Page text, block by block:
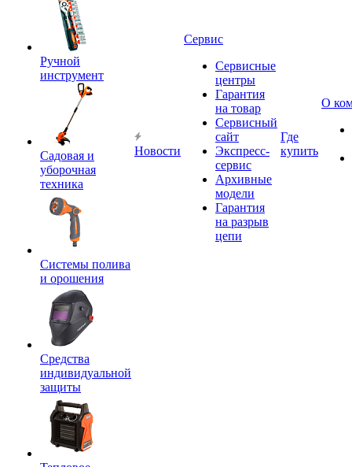
Ручной
инструмент
Садовая и
уборочная
техника
Системы полива
и орошения
Средства
индивидуальной
защиты
Новости
Сервис
Сервисные
центры
Гарантия
на товар
Сервисный
сайт
Экспресс-
сервис
Архивные
модели
Гарантия
на разрыв
цепи
Где
купить
О